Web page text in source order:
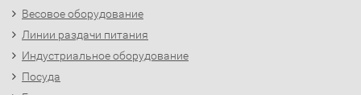
Весовое оборудование
Линии раздачи питания
Индустриальное оборудование
Посуда